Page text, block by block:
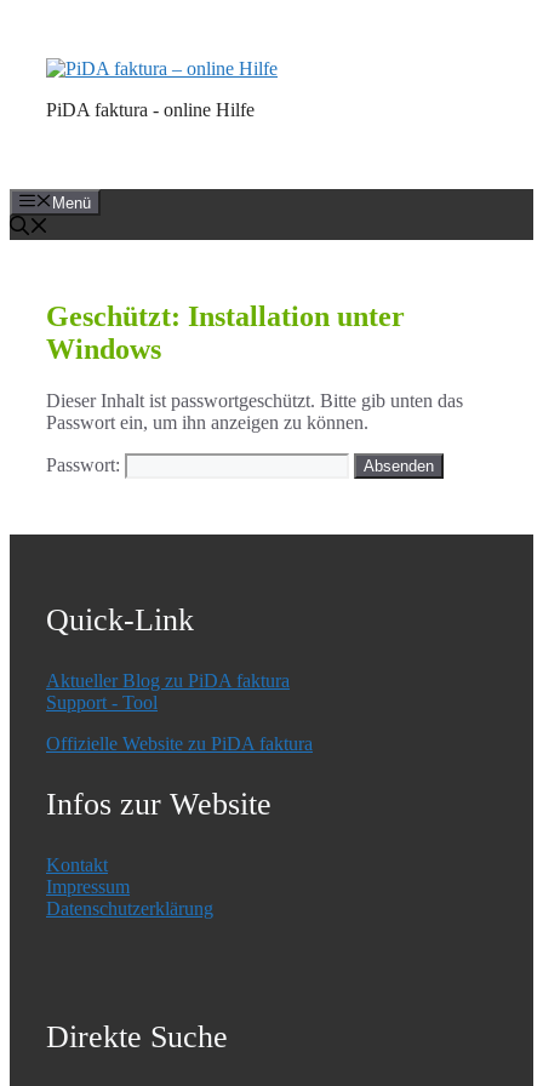
springen
PiDA faktura - online Hilfe
Menü
Geschützt: Installation unter
Windows
Dieser Inhalt ist passwortgeschützt. Bitte gib unten das
Passwort ein, um ihn anzeigen zu können.
Passwort:
Quick-Link
Aktueller Blog zu PiDA faktura
Support - Tool
Offizielle Website zu PiDA faktura
Infos zur Website
Kontakt
Impressum
Datenschutzerklärung
Direkte Suche